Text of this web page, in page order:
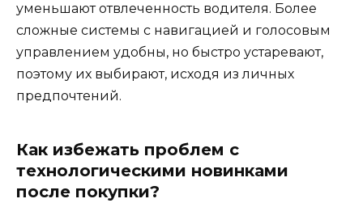
уменьшают отвлеченность водителя. Более
сложные системы с навигацией и голосовым
управлением удобны, но быстро устаревают,
поэтому их выбирают, исходя из личных
предпочтений.
Как избежать проблем с
технологическими новинками
после покупки?